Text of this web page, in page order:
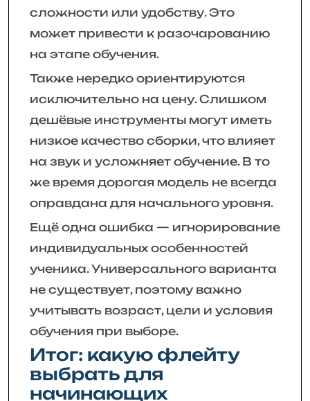
сложности или удобству. Это
может привести к разочарованию
на этапе обучения.
Также нередко ориентируются
исключительно на цену. Слишком
дешёвые инструменты могут иметь
низкое качество сборки, что влияет
на звук и усложняет обучение. В то
же время дорогая модель не всегда
оправдана для начального уровня.
Ещё одна ошибка — игнорирование
индивидуальных особенностей
ученика. Универсального варианта
не существует, поэтому важно
учитывать возраст, цели и условия
обучения при выборе.
Итог: какую флейту
выбрать для
начинающих